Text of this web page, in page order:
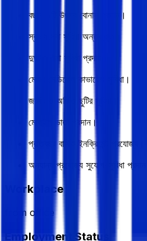
বছরে ২টি উৎসব বোনাস প্রদান।
স্বাস্থ্যসেবা সুবিধা অন্তর্ভুক্ত।
দুর্ঘটনা বীমা সুবিধা প্রদান।
মেজর মেডিকেল কাভারেজ সুবিধা।
জরুরি ও অর্জিত ছুটির সুবিধা।
মোবাইল ভাতা প্রদান।
প্রতিবছর বার্ষিক ইনক্রিমেন্ট প্রযোজ্য।
অন্যান্য প্রযোজ্য সুযোগ-সুবিধা প্রদান।
Workplace
from office
Employment Status